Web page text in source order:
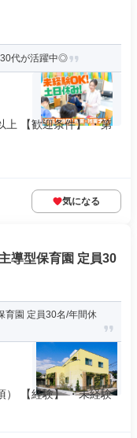
30代が活躍中◎
上 【歓迎条件】 ・第
気になる
導型保育園 定員30
育園 定員30名/年間休
） 【経験】 ・未経験